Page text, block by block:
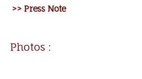
>> Press Note
Photos :